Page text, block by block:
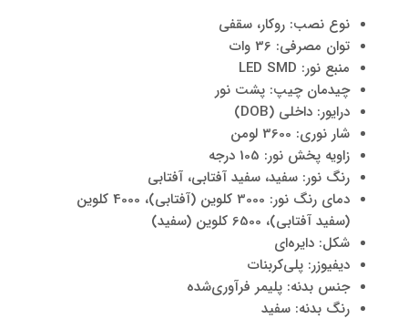
نوع نصب: روکار، سقفی
توان مصرفی: 36 وات
منبع نور: LED SMD
چیدمان چیپ: پشت نور
درایور: داخلی (DOB)
شار نوری: 3600 لومن
زاویه پخش نور: 105 درجه
رنگ نور: سفید، سفید آفتابی، آفتابی
دمای رنگ نور: 3000 کلوین (آفتابی)، 4000 کلوین
(سفید آفتابی)، 6500 کلوین (سفید)
شکل: دایره‌ای
دیفیوزر: پلی‌کربنات
جنس بدنه: پلیمر فرآوری‌شده
رنگ بدنه: سفید